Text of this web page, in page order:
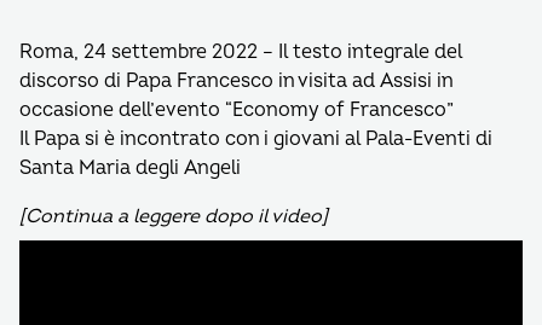
Roma, 24 settembre 2022 – Il testo integrale del
discorso di Papa Francesco in visita ad Assisi in
occasione dell’evento “Economy of Francesco”
Il Papa si è incontrato con i giovani al Pala-Eventi di
Santa Maria degli Angeli
[Continua a leggere dopo il video]